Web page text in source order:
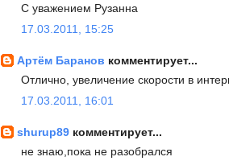
С уважением Рузанна
17.03.2011, 15:25
Артём Баранов комментирует...
Отлично, увеличение скорости в
17.03.2011, 16:01
shurup89 комментирует...
не знаю,пока не разобрался